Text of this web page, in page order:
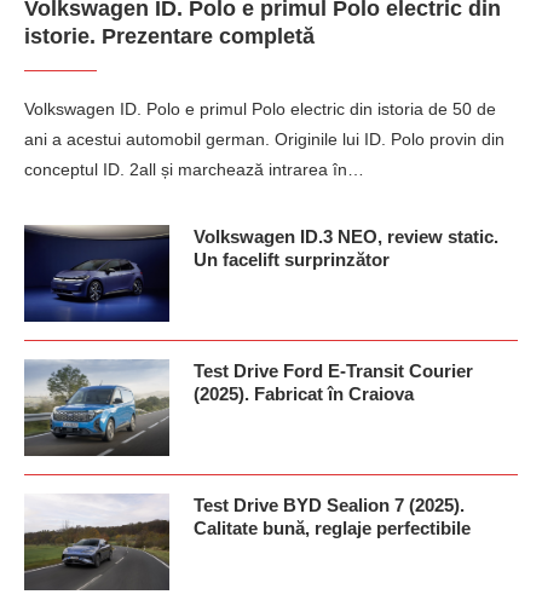
Volkswagen ID. Polo e primul Polo electric din
istorie. Prezentare completă
Volkswagen ID. Polo e primul Polo electric din istoria de 50 de
ani a acestui automobil german. Originile lui ID. Polo provin din
conceptul ID. 2all și marchează intrarea în…
Volkswagen ID.3 NEO, review static.
Un facelift surprinzător
Test Drive Ford E-Transit Courier
(2025). Fabricat în Craiova
Test Drive BYD Sealion 7 (2025).
Calitate bună, reglaje perfectibile